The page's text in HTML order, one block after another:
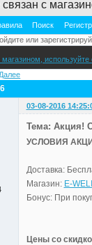
с
Поиск
или
Далее
03-08-2016
Тема: Акция!
УСЛОВИЯ
Доставка:
Магазин: E-
Бонус: При
Цены со